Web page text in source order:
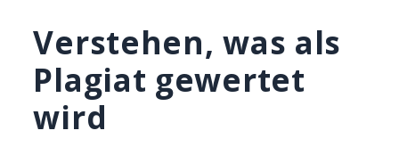
Verstehen, was als
Plagiat gewertet
wird